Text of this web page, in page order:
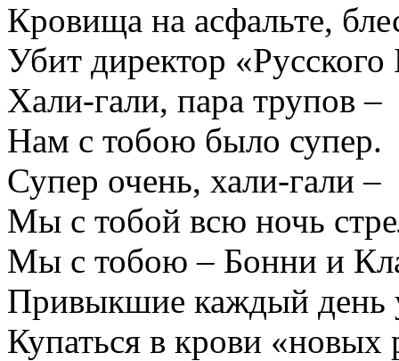
Кровища на асфальте,
Убит директор «Русского
Хали-гали, пара трупов –
Нам с тобою было супер.
Супер очень, хали-гали –
Мы с тобой всю ночь
Мы с тобою – Бонни и
Привыкшие каждый день
Купаться в крови «новых